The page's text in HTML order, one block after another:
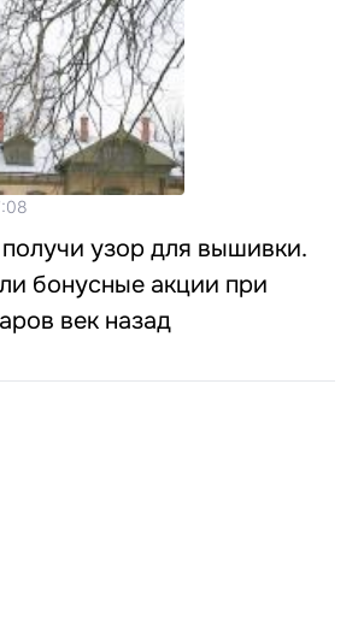
узор для вышивки.
бонусные акции при
век назад